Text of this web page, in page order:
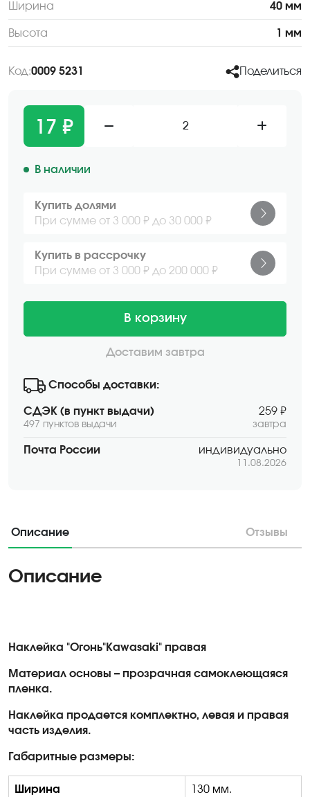
Ширина 40 мм
Высота 1 мм
Код:0009 5231 Поделиться
17 ₽ 2
В наличии
Купить долями
При сумме от 3 000 ₽ до 30 000 ₽
Купить в рассрочку
При сумме от 3 000 ₽ до 200 000 ₽
В корзину
Доставим завтра
Способы доставки:
СДЭК (в пункт выдачи)
497 пунктов выдачи
259 ₽
завтра
Почта России индивидуально
11.08.2026
Описание Отзывы
Описание
Наклейка "Огонь"Kawasaki" правая
Материал основы – прозрачная самоклеющаяся
пленка.
Наклейка продается комплектно, левая и правая
часть изделия.
Габаритные размеры:
Ширина 130 мм.